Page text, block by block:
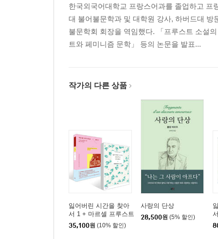
한국외국어대학교 프랑스어과를 졸업하고
대 불어불문학과 및 대학원 강사, 하버드대
불문학회 회장을 역임했다. 「프루스트 소설
트와 페미니즘 문학」 등의 논문을 발표...
작가의 다른 상품
잃어버린 시간을 찾아
서 1 + 마르셀 프루스트
를 찾아서 세트
35,100원 (10% 할인)
사랑의 단상
28,500원 (5% 할인)